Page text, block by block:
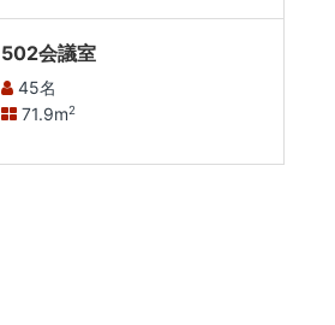
502会議室
45名
71.9m2